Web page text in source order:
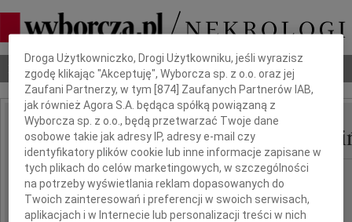
Nekrologi Odeszli Poradnik pogrzebowy
IMIĘ I NAZWISKO: Elżbieta Jabłońska-
REGION: Katowice
DATA EMISJI: 22.11.2023
Dbamy o Twoją prywatność
Droga Użytkowniczko, Drogi Użytkowniku, jeśli wyrazisz
zgodę klikając "Akceptuję", Wyborcza sp. z o.o. oraz jej
Zaufani Partnerzy, w tym [874 ] Zaufanych Partnerów IAB,
jak również Agora S.A. będąca spółką powiązaną z
Wyborcza sp. z o.o., będą przetwarzać Twoje dane
osobowe takie jak adresy IP, adresy e-mail czy
identyfikatory plików cookie lub inne informacje zapisane w
tych plikach do celów marketingowych, w szczególności
na potrzeby wyświetlania reklam dopasowanych do
Twoich zainteresowań i preferencji w swoich serwisach,
aplikacjach i w Internecie lub personalizacji treści w nich